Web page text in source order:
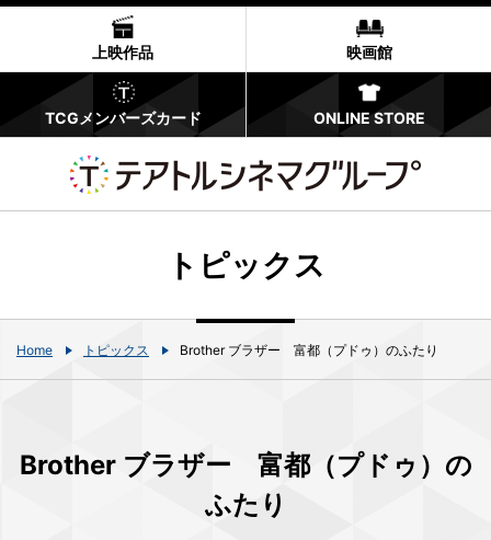
上映作品 映画館
TCGメンバーズカード ONLINE STORE
トピックス
Home トピックス Brother ブラザー 富都（プドゥ）のふたり
Brother ブラザー 富都（プドゥ）の
ふたり